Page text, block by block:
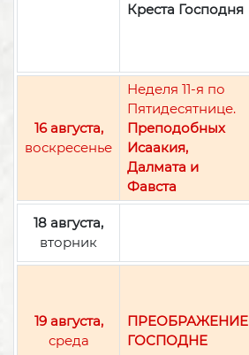
Креста Господня
16 августа,
воскресенье
Неделя 11-я по
Пятидесятнице.
Преподобных
Исаакия,
Далмата и
Фавста
18 августа,
вторник
19 августа,
среда
ПРЕОБРАЖЕНИЕ
ГОСПОДНЕ